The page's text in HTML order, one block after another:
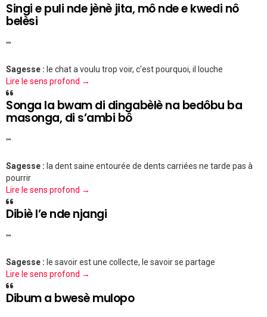
Singi e puli nde jènè jita, mô nde e kwedi nô
belèsi
""
Sagesse : le chat a voulu trop voir, c'est pourquoi, il louche
Lire le sens profond →
Songa la bwam di dingabèlè na bedôbu ba
masonga, di s’ambi bô
""
Sagesse : la dent saine entourée de dents carriées ne tarde pas à
pourrir
Lire le sens profond →
Dibiè l’e nde njangi
""
Sagesse : le savoir est une collecte, le savoir se partage
Lire le sens profond →
Dibum a bwesè mulopo